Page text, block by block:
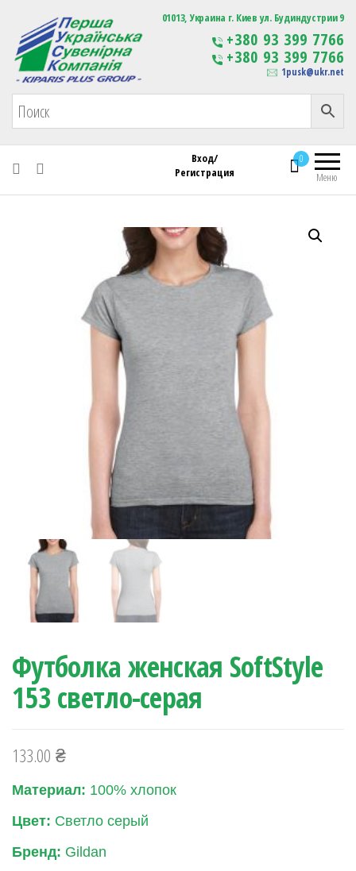
Первая Украинская Сувенирная Компания Изготовление
сувенирной продукции
с логотипом
01013, Украина г. Киев ул. Будиндустрии 9
+380 93 399 7766
+380 93 399 7766
1pusk@ukr.net
Меню
0
Вход/
Регистрация
Футболка женская SoftStyle
153 светло-серая
133.00 ₴
Материал: 100% хлопок
Цвет: Светло серый
Бренд: Gildan